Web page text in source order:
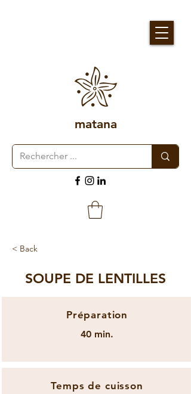
matana
< Back
SOUPE DE LENTILLES
Préparation
40 min.
Temps de cuisson